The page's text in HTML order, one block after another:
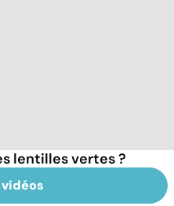
lentilles vertes ?